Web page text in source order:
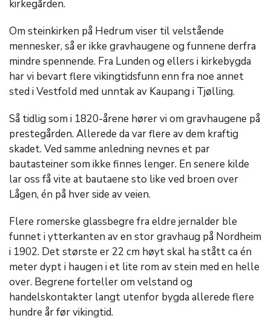
kirkegården.
Om steinkirken på Hedrum viser til velstående
mennesker, så er ikke gravhaugene og funnene derfra
mindre spennende. Fra Lunden og ellers i kirkebygda
har vi bevart flere vikingtidsfunn enn fra noe annet
sted i Vestfold med unntak av Kaupang i Tjølling.
Så tidlig som i 1820-årene hører vi om gravhaugene på
prestegården. Allerede da var flere av dem kraftig
skadet. Ved samme anledning nevnes et par
bautasteiner som ikke finnes lenger. En senere kilde
lar oss få vite at bautaene sto like ved broen over
Lågen, én på hver side av veien.
Flere romerske glassbegre fra eldre jernalder ble
funnet i ytterkanten av en stor gravhaug på Nordheim
i 1902. Det største er 22 cm høyt skal ha stått ca én
meter dypt i haugen i et lite rom av stein med en helle
over. Begrene forteller om velstand og
handelskontakter langt utenfor bygda allerede flere
hundre år før vikingtid.